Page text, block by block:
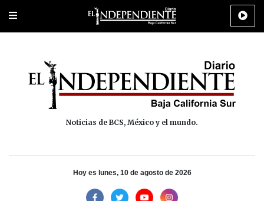
Portada Los Cabos Policiaca Deportes Cultura
Noticias de BCS, México y el mundo.
Hoy es lunes, 10 de agosto de 2026